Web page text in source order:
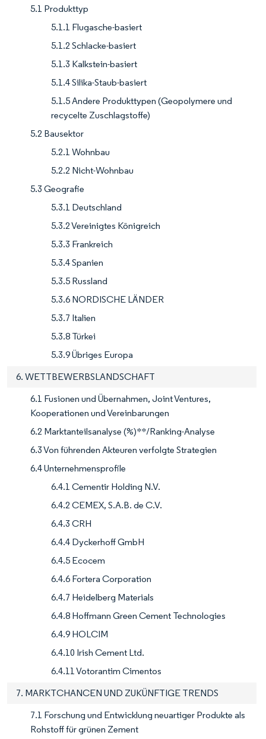
5.1 Produkttyp
5.1.1 Flugasche-basiert
5.1.2 Schlacke-basiert
5.1.3 Kalkstein-basiert
5.1.4 Silika-Staub-basiert
5.1.5 Andere Produkttypen (Geopolymere und
recycelte Zuschlagstoffe)
5.2 Bausektor
5.2.1 Wohnbau
5.2.2 Nicht-Wohnbau
5.3 Geografie
5.3.1 Deutschland
5.3.2 Vereinigtes Königreich
5.3.3 Frankreich
5.3.4 Spanien
5.3.5 Russland
5.3.6 NORDISCHE LÄNDER
5.3.7 Italien
5.3.8 Türkei
5.3.9 Übriges Europa
6. WETTBEWERBSLANDSCHAFT
6.1 Fusionen und Übernahmen, Joint Ventures,
Kooperationen und Vereinbarungen
6.2 Marktanteilsanalyse (%)**/Ranking-Analyse
6.3 Von führenden Akteuren verfolgte Strategien
6.4 Unternehmensprofile
6.4.1 Cementir Holding N.V.
6.4.2 CEMEX, S.A.B. de C.V.
6.4.3 CRH
6.4.4 Dyckerhoff GmbH
6.4.5 Ecocem
6.4.6 Fortera Corporation
6.4.7 Heidelberg Materials
6.4.8 Hoffmann Green Cement Technologies
6.4.9 HOLCIM
6.4.10 Irish Cement Ltd.
6.4.11 Votorantim Cimentos
7. MARKTCHANCEN UND ZUKÜNFTIGE TRENDS
7.1 Forschung und Entwicklung neuartiger Produkte als
Rohstoff für grünen Zement